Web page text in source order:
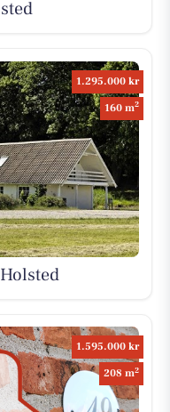
1.295.000 kr
160 m2
1.595.000 kr
208 m2